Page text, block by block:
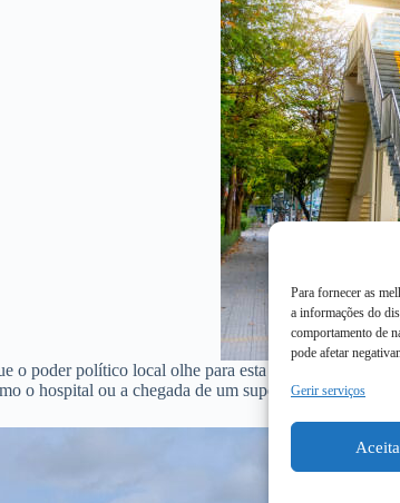
Para fornecer as
a informações do
comportamento de
pode afetar
Gerir serviços
o poder político local olhe para esta zona com a
o hospital ou a chegada de um supermercado